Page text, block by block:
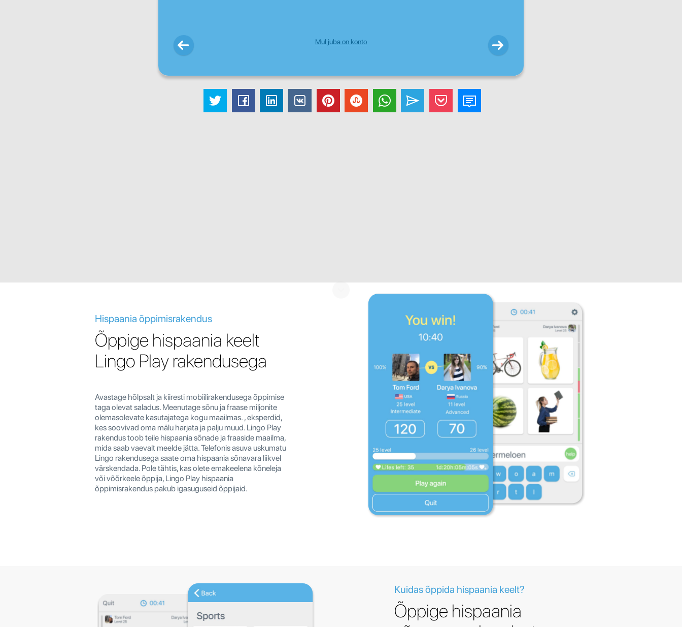
Mul juba on konto
Hispaania õppimisrakendus
Õppige hispaania keelt
Lingo Play rakendusega
Avastage hõlpsalt ja kiiresti mobiilirakendusega õppimise
taga olevat saladus. Meenutage sõnu ja fraase miljonite
olemasolevate kasutajatega kogu maailmas. , eksperdid,
kes soovivad oma mälu harjata ja palju muud. Lingo Play
rakendus toob teile hispaania sõnade ja fraaside maailma,
mida saab vaevalt meelde jätta. Telefonis asuva uskumatu
Lingo rakendusega saate oma hispaania sõnavara liikvel
värskendada. Pole tähtis, kas olete emakeelena kõneleja
või võõrkeele õppija, Lingo Play hispaania
õppimisrakendus pakub igasuguseid õppijaid.
Kuidas õppida hispaania keelt?
Õppige hispaania